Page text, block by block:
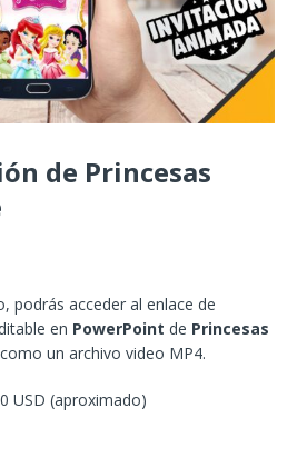
de Princesas
podrás acceder al enlace de
en PowerPoint de Princesas
un archivo video MP4.
USD (aproximado)